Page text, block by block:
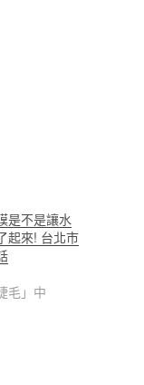
是不是讓水
起來! 台北市
毛」中